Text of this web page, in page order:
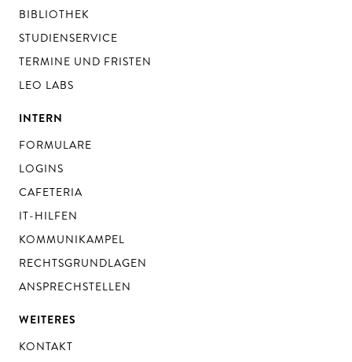
BIBLIOTHEK
STUDIENSERVICE
TERMINE UND FRISTEN
LEO LABS
INTERN
FORMULARE
LOGINS
CAFETERIA
IT-HILFEN
KOMMUNIKAMPEL
RECHTSGRUNDLAGEN
ANSPRECHSTELLEN
WEITERES
KONTAKT